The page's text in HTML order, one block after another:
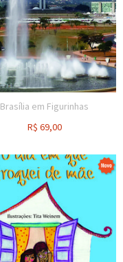
Brasília em Figurinhas
R$ 69,00